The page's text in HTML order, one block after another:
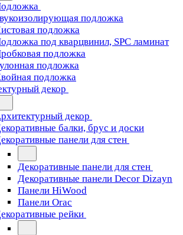
подложка
подложка
под кварцвинил, SPC ламинат
подложка
подложка
подложка
декор
декор
балки, брус и доски
панели для стен
Декоративные панели для стен
Декоративные панели Decor Dizayn
Панели HiWood
Панели Orac
рейки